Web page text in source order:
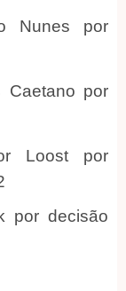
Nunes por
Caetano por
Loost por
por decisão